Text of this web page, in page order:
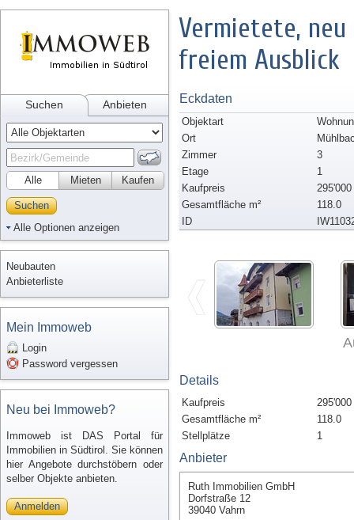
Suchen Anbieten
Alle Kaufen
Mieten
Suchen
Alle Optionen anzeigen
Neubauten
Anbieterliste
Mein Immoweb
Login
Password vergessen
Neu bei Immoweb?
Immoweb ist DAS Portal für
Immobilien in Südtirol. Sie können
hier Angebote durchstöbern oder
selber Objekte anbieten.
Anmelden
Vermietete,
freiem Ausblick
Eckdaten
Objektart
Ort
Zimmer
3
Etage
1
Kaufpreis
295'000
Gesamtfläche m²
118.0
ID
Details
Kaufpreis
295'000
Gesamtfläche m²
118.0
Stellplätze
1
Anbieter
Ruth Immobilien GmbH
Dorfstraße 12
39040 Vahrn